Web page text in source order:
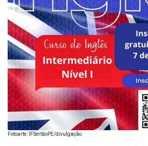
Fotoarte: IFSertãoPE/divulgação